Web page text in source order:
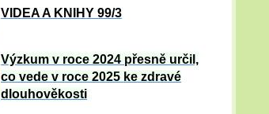
VIDEA A KNIHY 99/3
Výzkum v roce 2024 přesně určil,
co vede v roce 2025 ke zdravé
dlouhověkosti